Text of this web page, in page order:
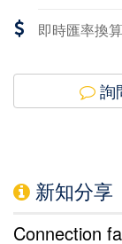
即時匯率換算
詢
新知分享
Connection